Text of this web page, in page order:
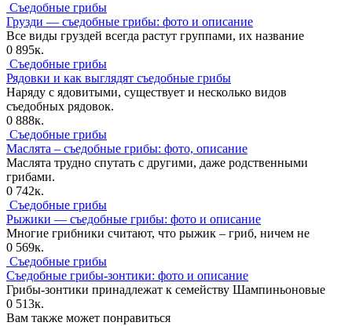
Съедобные грибы
Грузди — съедобные грибы: фото и описание
Все виды груздей всегда растут группами, их название
0 895к.
Съедобные грибы
Рядовки и как выглядят съедобные грибы
Наряду с ядовитыми, существует и несколько видов
съедобных рядовок.
0 888к.
Съедобные грибы
Маслята – съедобные грибы: фото, описание
Маслята трудно спутать с другими, даже родственными
грибами.
0 742к.
Съедобные грибы
Рыжики — съедобные грибы: фото и описание
Многие грибники считают, что рыжик – гриб, ничем не
0 569к.
Съедобные грибы
Съедобные грибы-зонтики: фото и описание
Грибы-зонтики принадлежат к семейству Шампиньоновые
0 513к.
Вам также может понравиться